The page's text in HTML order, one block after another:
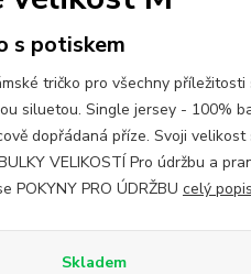
s potiskem
tričko pro všechny příležitosti
siluetou. Single jersey - 100%
dopřádaná příze. Svoji velikost
VELIKOSTÍ Pro údržbu a
POKYNY PRO ÚDRŽBU celý popis
Skladem